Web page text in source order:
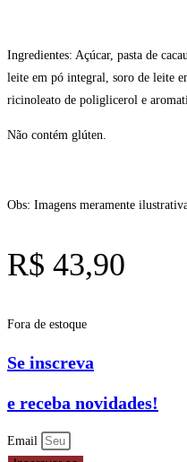
Ingredientes: Açúcar, pasta de
leite em pó integral, soro de leite
ricinoleato de poliglicerol e
Não contém glúten.
Obs: Imagens meramente
R$ 43,90
Fora de estoque
Se inscreva
e receba novidades!
Email